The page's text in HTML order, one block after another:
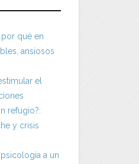
qué en
ansiosos
el
refugio?:
y crisis
a un